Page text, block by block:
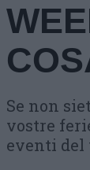
Se non
vostre
eventi del